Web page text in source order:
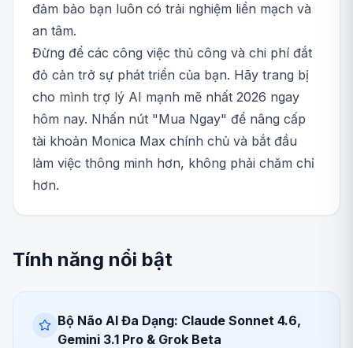
đảm bảo bạn luôn có trải nghiệm liền mạch và
an tâm.
Đừng để các công việc thủ công và chi phí đắt
đỏ cản trở sự phát triển của bạn. Hãy trang bị
cho mình trợ lý AI mạnh mẽ nhất 2026 ngay
hôm nay. Nhấn nút "Mua Ngay" để nâng cấp
tài khoản Monica Max chính chủ và bắt đầu
làm việc thông minh hơn, không phải chăm chỉ
hơn.
Tính năng nổi bật
Bộ Não AI Đa Dạng: Claude Sonnet 4.6,
Gemini 3.1 Pro & Grok Beta